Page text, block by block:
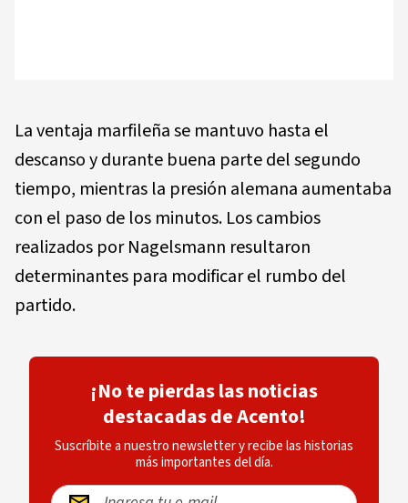
La ventaja marfileña se mantuvo hasta el
descanso y durante buena parte del segundo
tiempo, mientras la presión alemana aumentaba
con el paso de los minutos. Los cambios
realizados por Nagelsmann resultaron
determinantes para modificar el rumbo del
partido.
¡No te pierdas las noticias
destacadas de Acento!
Suscríbite a nuestro newsletter y recibe las historias
más importantes del día.